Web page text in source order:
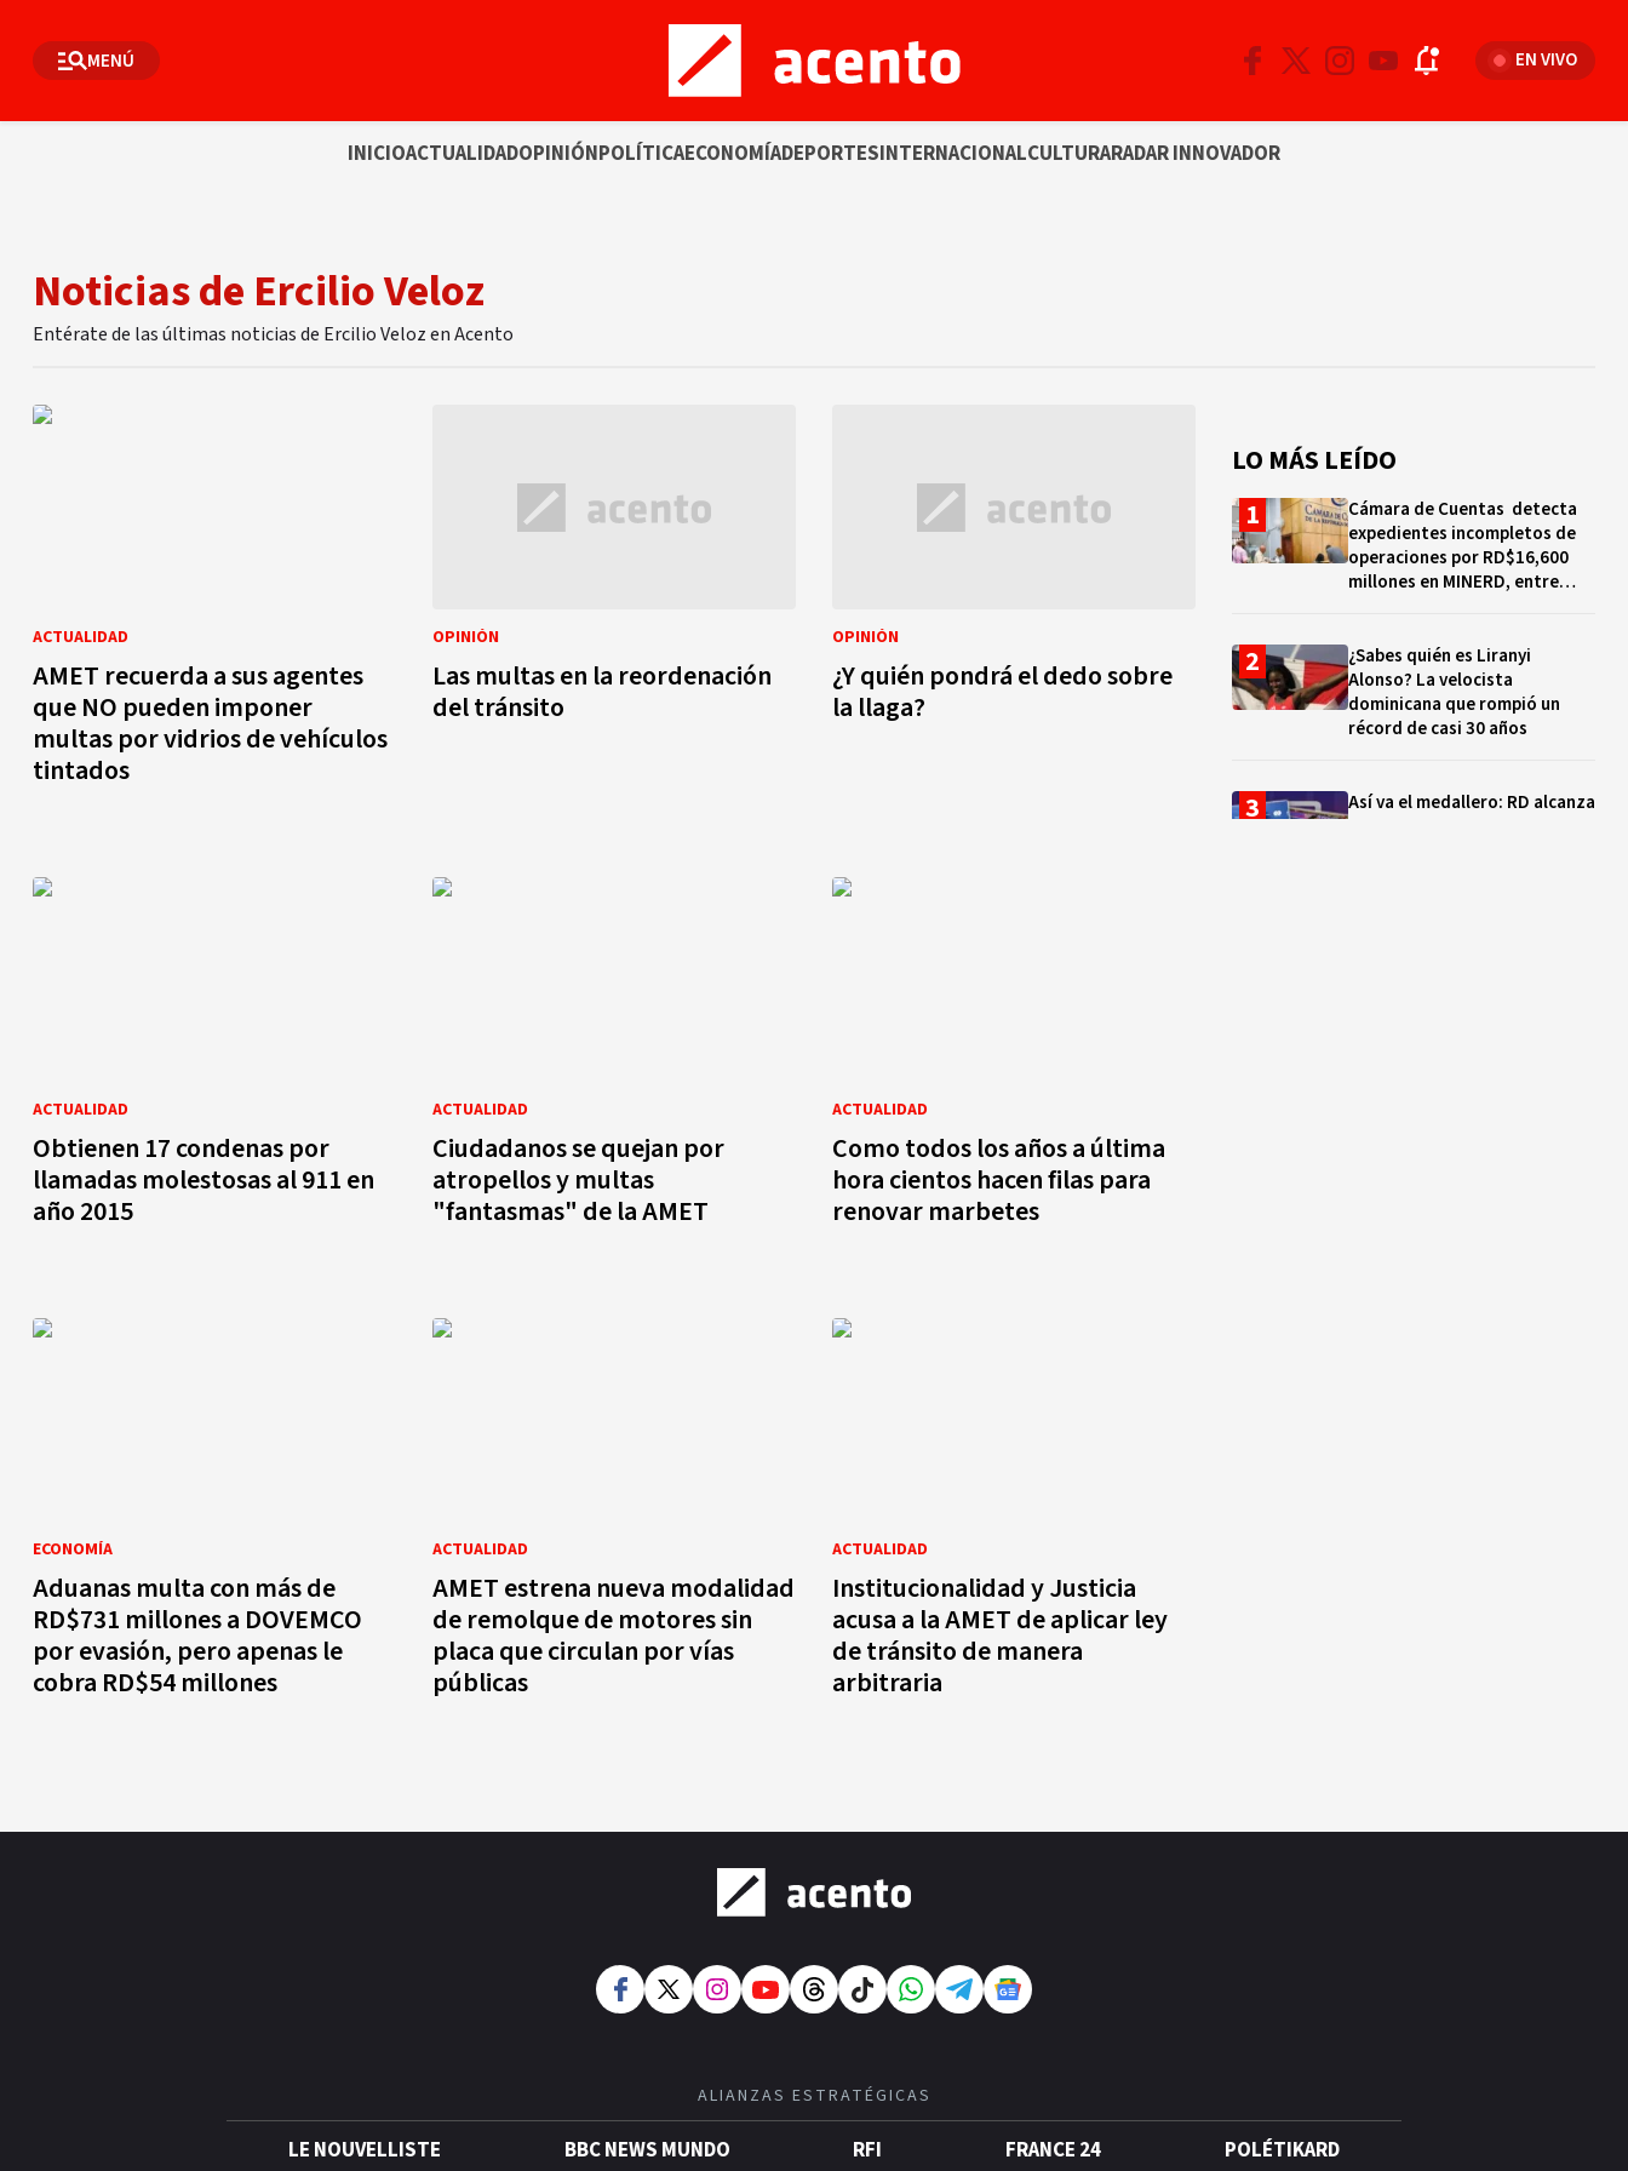
MENÚ EN VIVO
INICIOACTUALIDADOPINIÓNPOLÍTICAECONOMÍADEPORTESINTERNACIONALCULTURARADAR INNOVADOR
Noticias de Ercilio Veloz
Entérate de las últimas noticias de Ercilio Veloz en Acento
ACTUALIDAD
AMET recuerda a sus agentes
que NO pueden imponer
multas por vidrios de vehículos
tintados
OPINIÓN
Las multas en la reordenación
del tránsito
OPINIÓN
¿Y quién pondrá el dedo sobre
la llaga?
ACTUALIDAD
Obtienen 17 condenas por
llamadas molestosas al 911 en
año 2015
ACTUALIDAD
Ciudadanos se quejan por
atropellos y multas
"fantasmas" de la AMET
ACTUALIDAD
Como todos los años a última
hora cientos hacen filas para
renovar marbetes
ECONOMÍA
Aduanas multa con más de
RD$731 millones a DOVEMCO
por evasión, pero apenas le
cobra RD$54 millones
ACTUALIDAD
AMET estrena nueva modalidad
de remolque de motores sin
placa que circulan por vías
públicas
ACTUALIDAD
Institucionalidad y Justicia
acusa a la AMET de aplicar ley
de tránsito de manera
arbitraria
LO MÁS LEÍDO
Cámara de Cuentas detecta
expedientes incompletos de
operaciones por RD$16,600
millones en MINERD, entre
¿Sabes quién es Liranyi
Alonso? La velocista
dominicana que rompió un
récord de casi 30 años
Así va el medallero: RD alcanza
ALIANZAS ESTRATÉGICAS
LE NOUVELLISTE BBC NEWS MUNDO RFI FRANCE 24 POLÉTIKARD